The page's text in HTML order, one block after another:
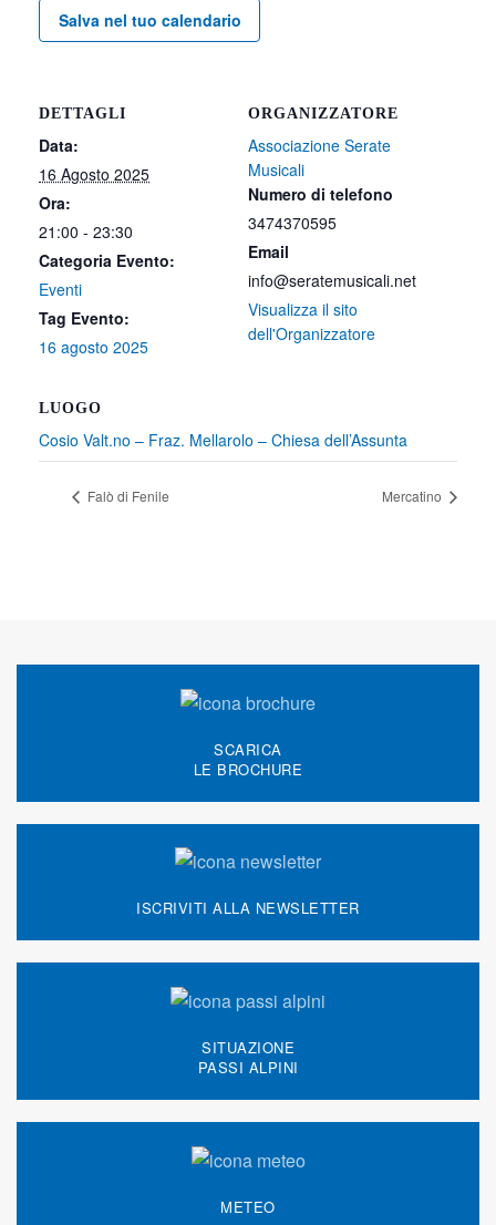
Salva nel tuo calendario
DETTAGLI
Data:
16 Agosto 2025
Ora:
21:00 - 23:30
Categoria Evento:
Eventi
Tag Evento:
16 agosto 2025
ORGANIZZATORE
Associazione Serate
Musicali
Numero di telefono
3474370595
Email
info@seratemusicali.net
Visualizza il sito
dell'Organizzatore
LUOGO
Cosio Valt.no – Fraz. Mellarolo – Chiesa dell’Assunta
Falò di Fenile Mercatino
SCARICA
LE BROCHURE
ISCRIVITI ALLA NEWSLETTER
SITUAZIONE
PASSI ALPINI
METEO